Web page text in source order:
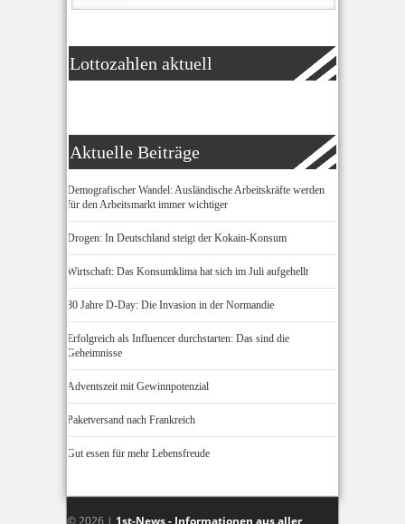
Lottozahlen aktuell
Aktuelle Beiträge
Demografischer Wandel: Ausländische Arbeitskräfte werden
für den Arbeitsmarkt immer wichtiger
Drogen: In Deutschland steigt der Kokain-Konsum
Wirtschaft: Das Konsumklima hat sich im Juli aufgehellt
80 Jahre D-Day: Die Invasion in der Normandie
Erfolgreich als Influencer durchstarten: Das sind die
Geheimnisse
Adventszeit mit Gewinnpotenzial
Paketversand nach Frankreich
Gut essen für mehr Lebensfreude
© 2026 | 1st-News - Informationen aus aller